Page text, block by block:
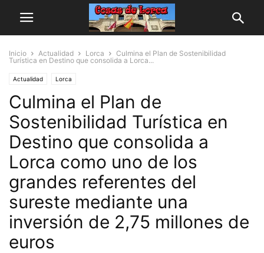
Inicio Actualidad Lorca
Culmina el Plan de Sostenibilidad
Turística en Destino que consolida a Lorca...
Actualidad Lorca
Culmina el Plan de
Sostenibilidad Turística en
Destino que consolida a
Lorca como uno de los
grandes referentes del
sureste mediante una
inversión de 2,75 millones de
euros